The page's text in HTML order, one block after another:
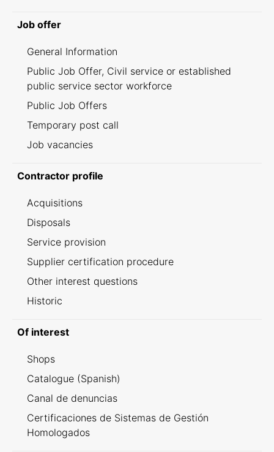
Job offer
General Information
Public Job Offer, Civil service or established
public service sector workforce
Public Job Offers
Temporary post call
Job vacancies
Contractor profile
Acquisitions
Disposals
Service provision
Supplier certification procedure
Other interest questions
Historic
Of interest
Shops
Catalogue (Spanish)
Canal de denuncias
Certificaciones de Sistemas de Gestión
Homologados